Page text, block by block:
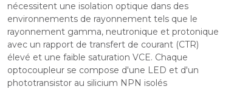
nécessitent une isolation optique dans des
environnements de rayonnement tels que le
rayonnement gamma, neutronique et protonique
avec un rapport de transfert de courant (CTR)
élevé et une faible saturation VCE. Chaque
optocoupleur se compose d'une LED et d'un
phototransistor au silicium NPN isolés